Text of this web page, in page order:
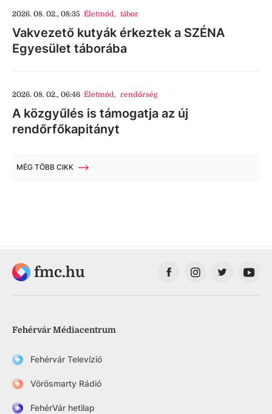
2026. 08. 02., 08:35 Életmód, tábor
Vakvezető kutyák érkeztek a SZÉNA
Egyesület táborába
2026. 08. 02., 06:46 Életmód, rendőrség
A közgyűlés is támogatja az új
rendőrfőkapitányt
MÉG TÖBB CIKK
fmc.hu
Fehérvár Médiacentrum
Fehérvár Televízió
Vörösmarty Rádió
FehérVár hetilap